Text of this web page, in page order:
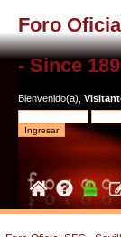
Foro
- Since
Bienvenido(a),